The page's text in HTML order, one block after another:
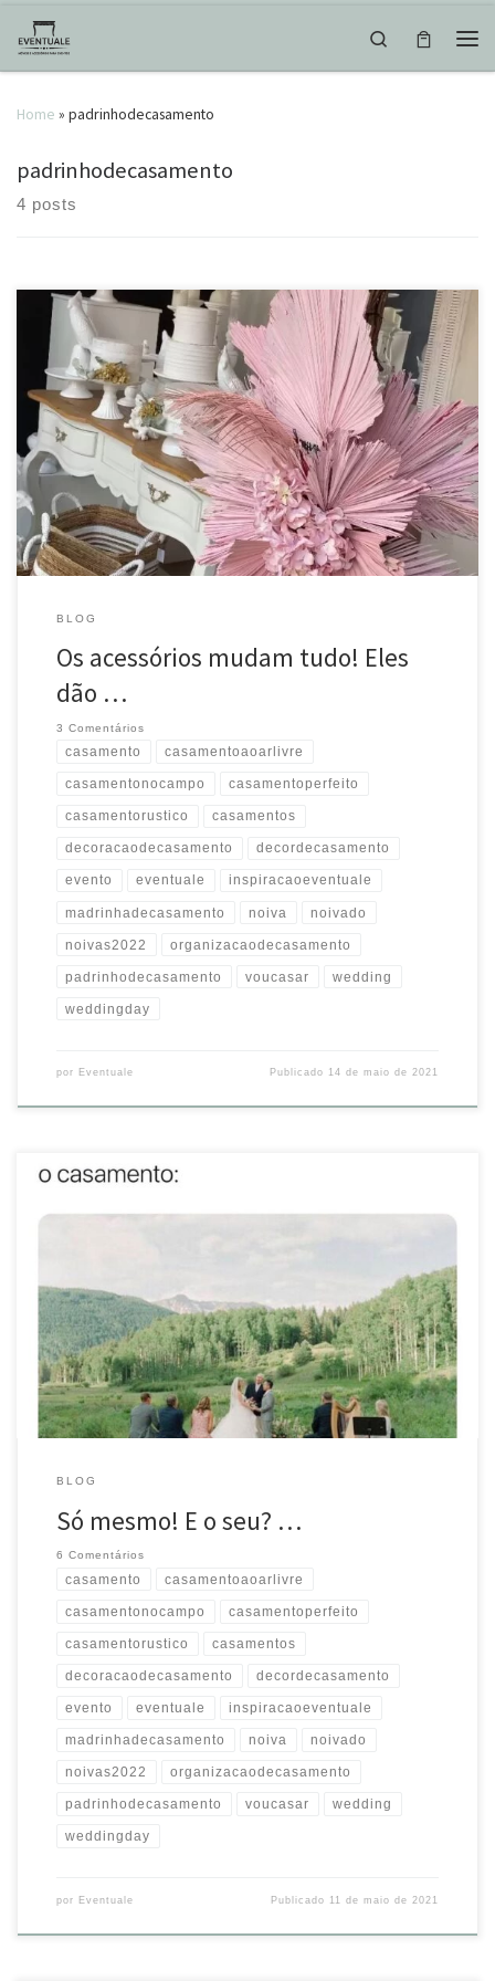
Skip to content
Search
Home » padrinhodecasamento
padrinhodecasamento
4 posts
Os acessórios mudam tudo! Eles dão um toque a mais na
decoração, deixando os ambientes mais aconchegantes e em
sintonia com o projeto. Tapetes, mantas, almofadas, seat gardens,
castiçais, porta retratos e uma infinidade de objetos podem ser
usados para personalizar a festa. E você pode usar peças da […]
BLOG
Os acessórios mudam tudo! Eles
dão …
3 Comentários
casamento casamentoaoarlivre
casamentonocampo casamentoperfeito
casamentorustico casamentos
decoracaodecasamento decordecasamento
evento eventuale inspiracaoeventuale
madrinhadecasamento noiva noivado
noivas2022 organizacaodecasamento
padrinhodecasamento voucasar wedding
weddingday
por Eventuale Publicado 14 de maio de 2021
#casamentonocampo #casamentoaoarlivre #casamentoperfeito
#evento #noiva #noivado #noivas2022 #wedding #weddingday
#voucasar #organizacaodecasamento #decoracaodecasamento
#decordecasamento #madrinhadecasamento #padrinhodecasamento
Source
BLOG
Só mesmo! E o seu? …
6 Comentários
casamento casamentoaoarlivre
casamentonocampo casamentoperfeito
casamentorustico casamentos
decoracaodecasamento decordecasamento
evento eventuale inspiracaoeventuale
madrinhadecasamento noiva noivado
noivas2022 organizacaodecasamento
padrinhodecasamento voucasar wedding
weddingday
por Eventuale Publicado 11 de maio de 2021